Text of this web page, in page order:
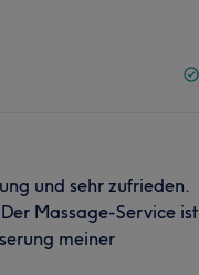
und sehr zufrieden.
Massage-Service ist
meiner